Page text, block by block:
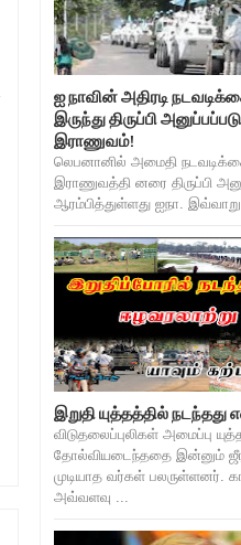
ஐ நாவின் அதிரடி
இருந்து திருப்பி
இராணுவம்!
லெபனானில் அமைதி
இராணுவத்தி னரை திருப்பி
ஆரம்பித்துள்ளது ஐநா. இவ்வாறு
இறுதி யுத்தத்தில் நடந்தது
விடுதலைப்புலிகள் அமைப்பு
தோல்வியடைந்ததை இன்னும்
முடியாத வர்கள் பலருள்ளனர்.
அவ்வளவு ...